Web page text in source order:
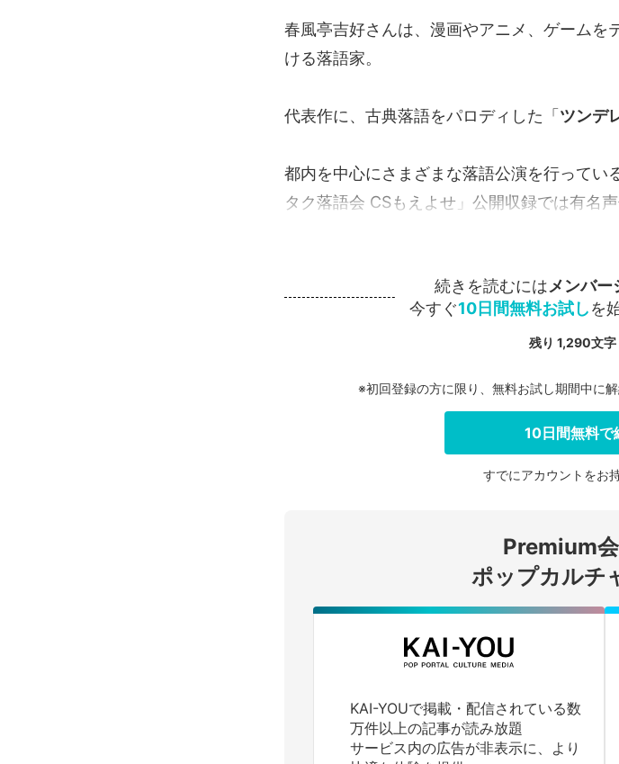
春風亭吉好さんは、漫画やアニメ、ゲームを
ける落語家。
代表作に、古典落語をパロディした「ツンデ
都内を中心にさまざまな落語公演を行ってい
タク落語会 CSもえよせ」公開収録では有名
続きを読むにはメンバー
今すぐ10日間無料お試しを
残り 1,290文
ログイ
※初回登録の方に限り、無料お試し期間中に
10日間無料で
すでにアカウントをお
Premium
ポップカルチ
KAI-YOUで掲載・配信されている数
万件以上の記事が読み放題
サービス内の広告が非表示に、より